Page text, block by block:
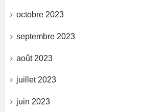
octobre 2023
septembre 2023
août 2023
juillet 2023
juin 2023